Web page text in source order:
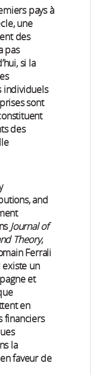
pays à
une
des
pas
si la
individuels
sont
des
and
Journal of
Theory,
Ferrali
existe un
et
en
financiers
la
faveur de